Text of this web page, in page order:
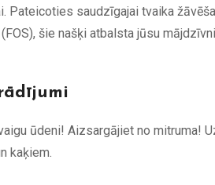
Pateicoties saudzīgajai tvaika
šie našķi atbalsta jūsu
ūdeni! Aizsargājiet no mitruma!
kaķiem.